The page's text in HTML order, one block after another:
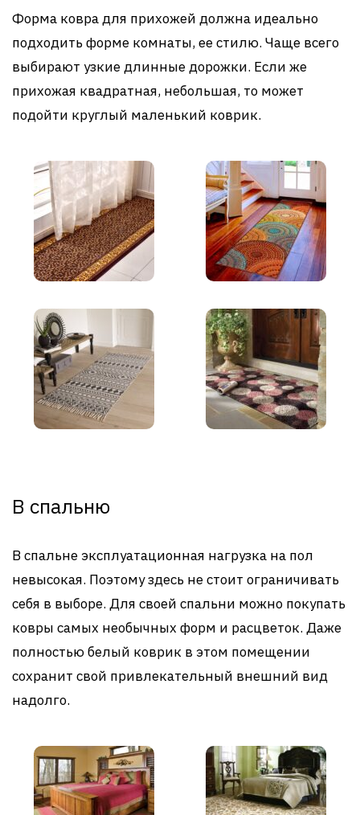
Форма ковра для прихожей должна идеально
подходить форме комнаты, ее стилю. Чаще всего
выбирают узкие длинные дорожки. Если же
прихожая квадратная, небольшая, то может
подойти круглый маленький коврик.
В спальню
В спальне эксплуатационная нагрузка на пол
невысокая. Поэтому здесь не стоит ограничивать
себя в выборе. Для своей спальни можно покупать
ковры самых необычных форм и расцветок. Даже
полностью белый коврик в этом помещении
сохранит свой привлекательный внешний вид
надолго.